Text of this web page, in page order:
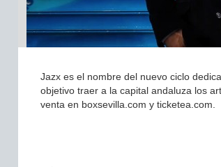
Jazx es el nombre del nuevo ciclo
objetivo traer a la capital andaluza los
venta en boxsevilla.com y ticketea.com.